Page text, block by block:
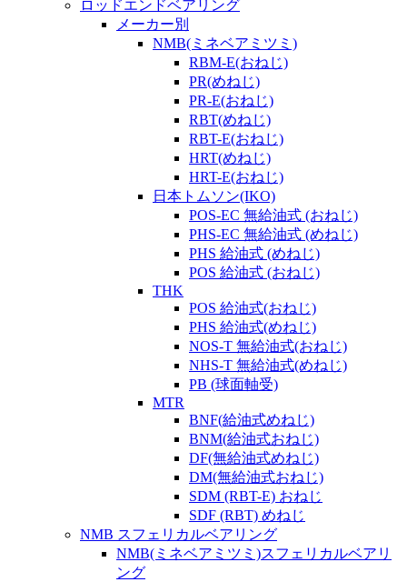
ロッドエンドベアリング
メーカー別
NMB(ミネベアミツミ)
RBM-E(おねじ)
PR(めねじ)
PR-E(おねじ)
RBT(めねじ)
RBT-E(おねじ)
HRT(めねじ)
HRT-E(おねじ)
日本トムソン(IKO)
POS-EC 無給油式 (おねじ)
PHS-EC 無給油式 (めねじ)
PHS 給油式 (めねじ)
POS 給油式 (おねじ)
THK
POS 給油式(おねじ)
PHS 給油式(めねじ)
NOS-T 無給油式(おねじ)
NHS-T 無給油式(めねじ)
PB (球面軸受)
MTR
BNF(給油式めねじ)
BNM(給油式おねじ)
DF(無給油式めねじ)
DM(無給油式おねじ)
SDM (RBT-E) おねじ
SDF (RBT) めねじ
NMB スフェリカルベアリング
NMB(ミネベアミツミ)スフェリカルベアリ
ング